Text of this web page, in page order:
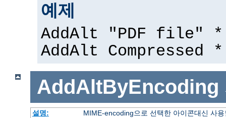
예제
AddAlt "PDF file"
AddAlt
AddAltByEncoding
설명:
MIME-encoding으로 선택한 아이콘대신 사